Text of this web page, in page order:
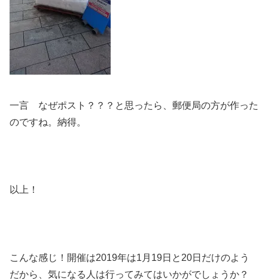
一言 なぜポスト？？？と思ったら、郵便局の方が作った
のですね。納得。
以上！
こんな感じ！開催は2019年は1月19日と20日だけのよう
だから、気になる人は行ってみてはいかがでしょうか？